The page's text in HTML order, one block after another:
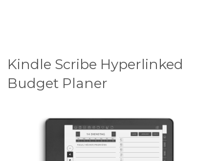
Kindle Scribe Hyperlinked
Budget Planer